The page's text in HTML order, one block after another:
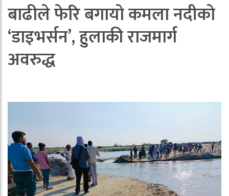
बाढीले फेरि बगायो कमला नदीको
‘डाइभर्सन’, हुलाकी राजमार्ग
अवरुद्ध